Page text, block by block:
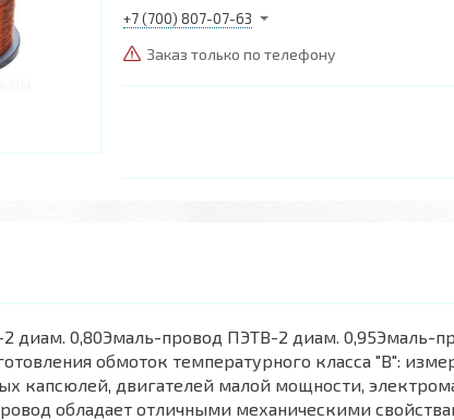
+7 (700) 807-07-63
Заказ только по телефону
диам. 0,80Эмаль-провод ПЭТВ-2 диам. 0,95Эмаль-
обмоток температурного класса "В":
капсюлей, двигателей малой мощности,
обладает отличными механическими